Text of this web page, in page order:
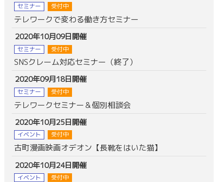
セミナー 受付中
テレワークで変わる働き方セミナー
2020年10月09日開催
セミナー 受付中
SNSクレーム対応セミナー（終了）
2020年09月18日開催
セミナー 受付中
テレワークセミナー＆個別相談会
2020年10月25日開催
イベント 受付中
古町漫画映画オデオン【長靴をはいた猫】
2020年10月24日開催
イベント 受付中